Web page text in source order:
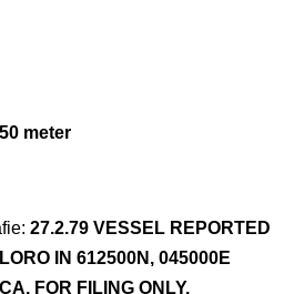
50 meter
27.2.79 VESSEL REPORTED
IN 612500N, 045000E
FOR FILING ONLY.